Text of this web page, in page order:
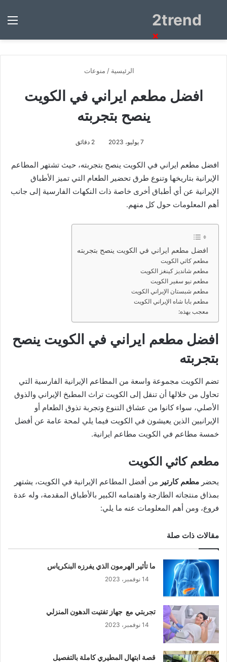
2trendبحث
الرئيسية / منوعات
افضل مطعم ايراني في الكويت
ينصح بتجربته
7 يوليو، 2023
افضل مطعم ايراني في الكويت ينصح بتجربته، حيث تشتهر المطاعم
الإيرانية بتاريخها وتنوع طرق تحضير الطعام التي تميز الأطباق
الإيرانية عن أي أطباق أخرى خاصة ذات النكهات الفارسية إلى جانب
أهم المعلومات حول كل منهم.
افضل مطعم ايراني في الكويت ينصح بتجربته
مطعم كاثي الكويت
مطعم شانديز كينغز الكويت
مطعم نيو سفير الكويت
مطعم شبستان الإيراني الكويت
مطعم بابا شاه الإيراني الكويت
معجب بهذه:
افضل مطعم ايراني في الكويت ينصح
بتجربته
تضم الكويت مجموعة واسعة من المطاعم الإيرانية الفارسية التي
تحاول من خلالها أن تنقل إلى الكويت تراث المطبخ الإيراني والذوق
الأصلي، سواء كانوا من عشاق التنوع وتجربة تذوق الطعام أو
الإيرانيين الذين يعيشون في الكويت فيما يلي لمحة عامة عن أفضل
خمسة مطاعم في الكويت مطاعم ايرانية.
مطعم كاثي الكويت
يحضر مطعم كارتير من أفضل المطاعم الإيرانية في الكويت، يشتهر
بمذاق منتجاته الطازجة واهتمامه الكبير بالأطباق المقدمة، وله عدة
فروع، ومن أهم المعلومات عنه ما يلي:
مقالات ذات صلة
ما تأثير الهرمون الذي يفرزه البنكرياس
14 نوفمبر، 2023
تجربتي مع جهاز تفتيت الدهون المنزلي
14 نوفمبر، 2023
قصة ابتهال المطيري كاملة بالتفصيل
×